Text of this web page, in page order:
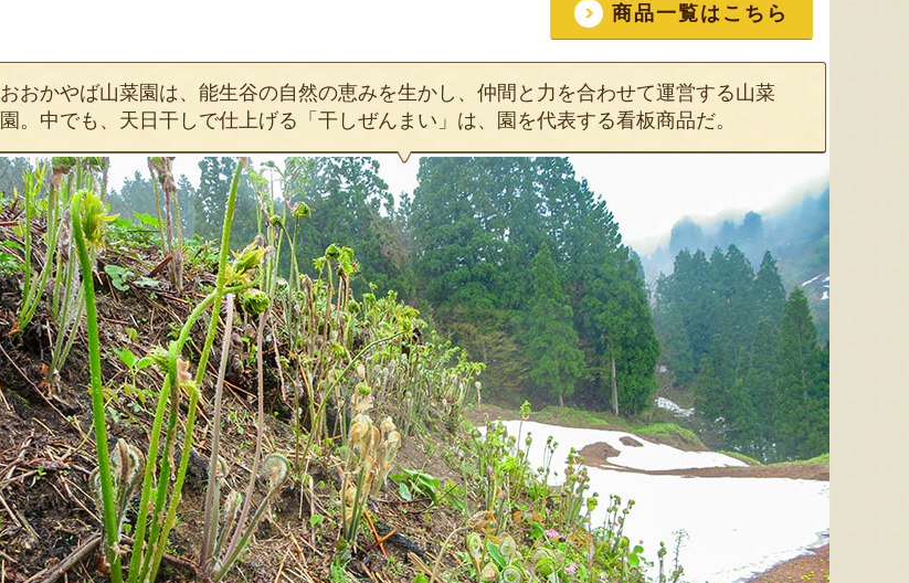
商品一覧はこちら
おおかやば山菜園は、能生谷の自然の恵みを生かし、仲間と力を合わせて運営する山菜
園。中でも、天日干しで仕上げる「干しぜんまい」は、園を代表する看板商品だ。